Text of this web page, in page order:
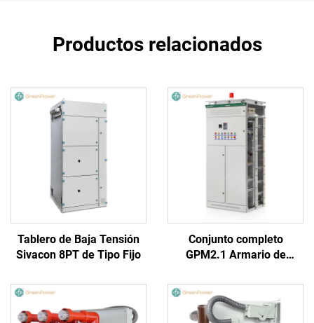
Productos relacionados
Tablero de Baja Tensión
Sivacon 8PT de Tipo Fijo
Conjunto completo
GPM2.1 Armario de